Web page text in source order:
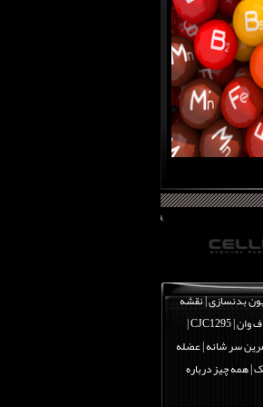
بدنسازی|نقشه
|
CJC1295 |
سر شانه | عضله
|همه چیز درباره